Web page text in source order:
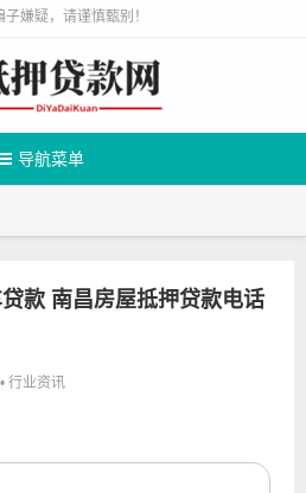
嫌疑，请谨慎甄别！
导航菜单
款 南昌房屋抵押贷款电话
行业资讯